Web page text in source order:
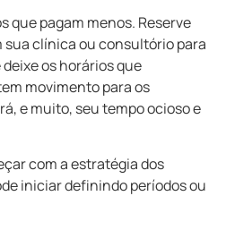
que pagam menos. Reserve
sua clínica ou consultório para
os horários que
movimento para os
e muito, seu tempo ocioso e
com a estratégia dos
iniciar definindo períodos ou